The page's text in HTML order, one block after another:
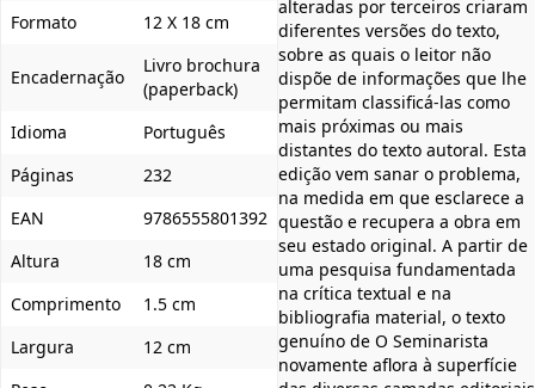
Formato
12 X 18 cm
Encadernação
Livro brochura
(paperback)
Idioma
Português
Páginas
232
EAN
9786555801392
Altura
18 cm
Comprimento
1.5 cm
Largura
12 cm
alteradas por terceiros criaram
diferentes versões do texto,
sobre as quais o leitor não
dispõe de informações que lhe
permitam classificá-las como
mais próximas ou mais
distantes do texto autoral. Esta
edição vem sanar o problema,
na medida em que esclarece a
questão e recupera a obra em
seu estado original. A partir de
uma pesquisa fundamentada
na crítica textual e na
bibliografia material, o texto
genuíno de O Seminarista
novamente aflora à superfície